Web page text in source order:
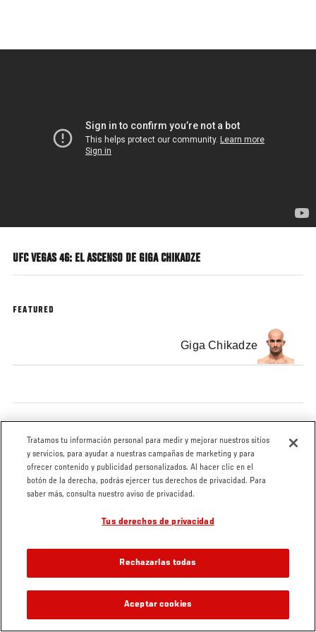
contenido
UFC VEGAS 46: EL ASCENSO DE GIGA CHIKADZE
FEATURED
Giga Chikadze
Tratamos tu información personal para medir y mejorar nuestros sitios
y servicios, para ayudar a nuestras campañas de marketing y para
ofrecer contenido y publicidad personalizados. Al hacer clic en el
botón de la derecha, podrás ejercer tus derechos de privacidad. Para
saber más, consulta nuestro aviso de privacidad.
Tus derechos de privacidad
Rechazarlas todas
Aceptar cookies